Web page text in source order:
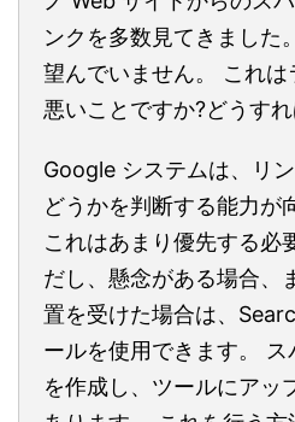
ンクを多数見てきました
望んでいません。 これ
悪いことですか?どうす
Google システムは、リ
どうかを判断する能力が
これはあまり優先する必
だし、懸念がある場合、
置を受けた場合は、
ールを使用できます。 ス
を作成し、ツールにアッ